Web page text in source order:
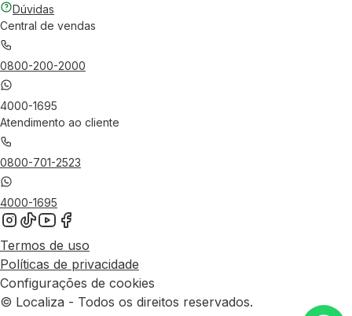
Dúvidas
Central de vendas
0800-200-2000
4000-1695
Atendimento ao cliente
0800-701-2523
4000-1695
Termos de uso
Políticas de privacidade
Configurações de cookies
© Localiza - Todos os direitos reservados.